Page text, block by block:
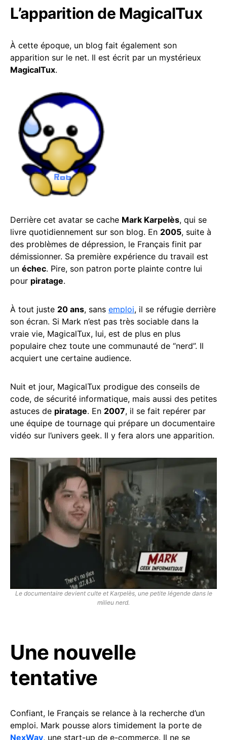
L’apparition de MagicalTux
À cette époque, un blog fait également son
apparition sur le net. Il est écrit par un mystérieux
MagicalTux.
Derrière cet avatar se cache Mark Karpelès, qui se
livre quotidiennement sur son blog. En 2005, suite à
des problèmes de dépression, le Français finit par
démissionner. Sa première expérience du travail est
un échec. Pire, son patron porte plainte contre lui
pour piratage.
À tout juste 20 ans, sans emploi, il se réfugie derrière
son écran. Si Mark n’est pas très sociable dans la
vraie vie, MagicalTux, lui, est de plus en plus
populaire chez toute une communauté de “nerd”. Il
acquiert une certaine audience.
Nuit et jour, MagicalTux prodigue des conseils de
code, de sécurité informatique, mais aussi des petites
astuces de piratage. En 2007, il se fait repérer par
une équipe de tournage qui prépare un documentaire
vidéo sur l’univers geek. Il y fera alors une apparition.
Le documentaire devient culte et Karpelès, une petite légende dans le
milieu nerd.
Une nouvelle
tentative
Confiant, le Français se relance à la recherche d’un
emploi. Mark pousse alors timidement la porte de
NexWay, une start-up de e-commerce. Il ne se